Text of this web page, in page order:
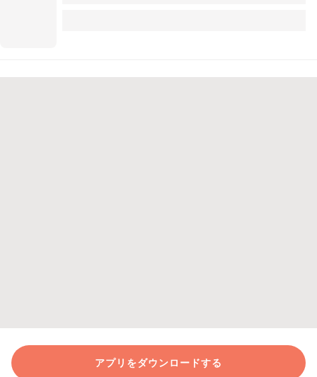
アプリをダウンロードする